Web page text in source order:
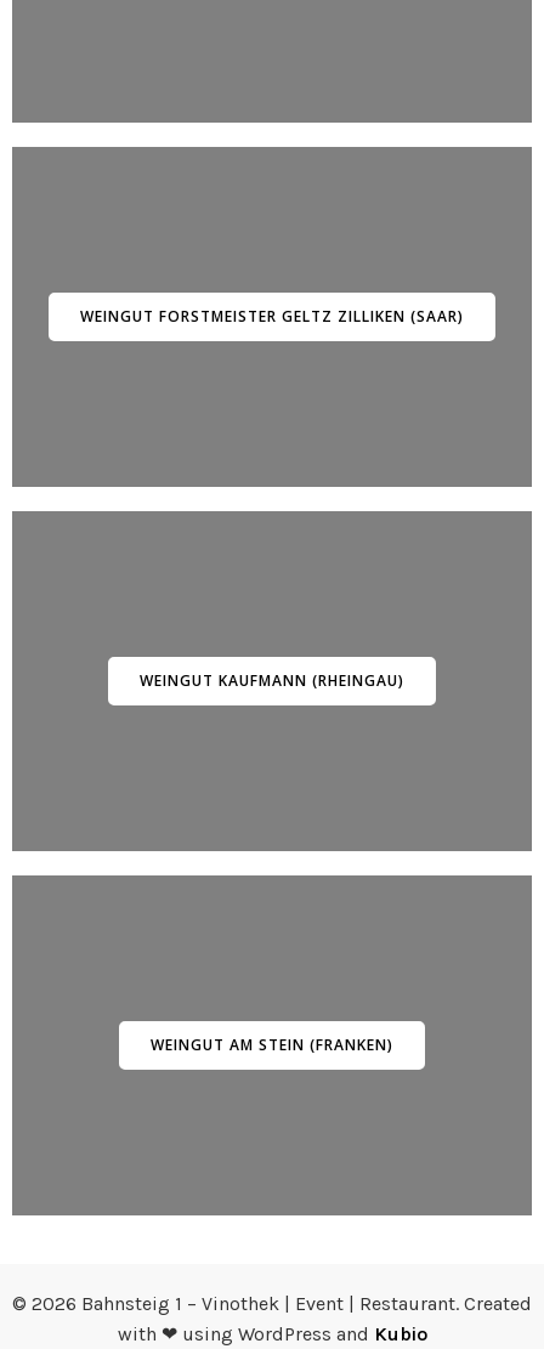
WEINGUT FORSTMEISTER GELTZ ZILLIKEN (SAAR)
WEINGUT KAUFMANN (RHEINGAU)
WEINGUT AM STEIN (FRANKEN)
© 2026 Bahnsteig 1 – Vinothek | Event | Restaurant. Created
with ❤ using WordPress and Kubio